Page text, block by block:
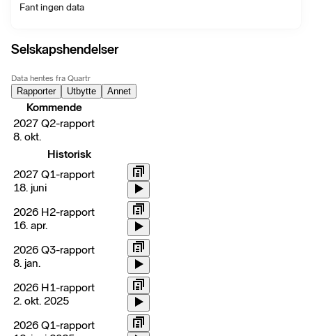
Fant ingen data
Selskapshendelser
Data hentes fra Quartr
Rapporter Utbytte Annet
Kommende
2027 Q2-rapport
8. okt.
Historisk
2027 Q1-rapport
18. juni
2026 H2-rapport
16. apr.
2026 Q3-rapport
8. jan.
2026 H1-rapport
2. okt. 2025
2026 Q1-rapport